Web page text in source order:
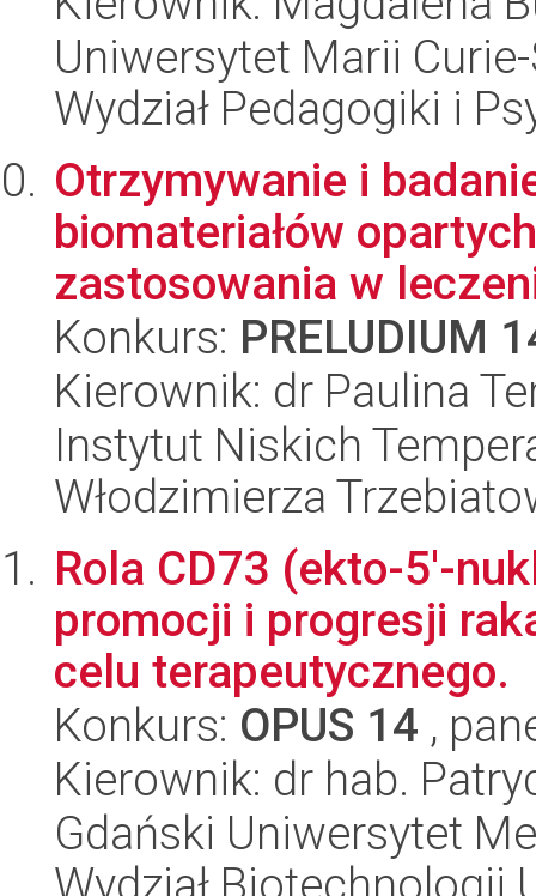
Uniwersytet Marii
Wydział Pedagogiki i
Otrzymywanie i
biomateriałów
zastosowania w
Konkurs: PRELUDIUM
Kierownik: dr Paulina
Instytut Niskich
Włodzimierza
Rola CD73 (ekto-5'-
promocji i progresji
celu terapeutycznego.
Konkurs: OPUS 14 ,
Kierownik: dr hab.
Gdański Uniwersytet
Wydział Biotechnologii